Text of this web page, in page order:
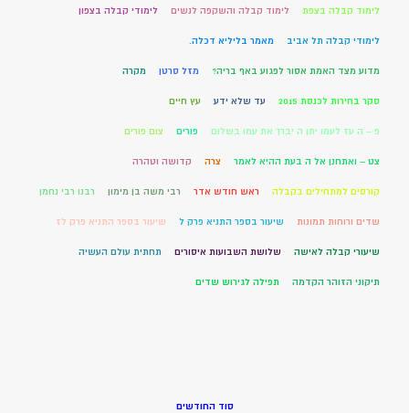
לימוד קבלה בצפת לימוד קבלה והשקפה לנשים לימודי קבלה בצפון
לימודי קבלה תל אביב מאמר בליליא דכלה.
מדוע מצד האמת אסור לפגוע באף בריה? מזל סרטן מקרה
סקר בחירות לכנסת 2015 עד שלא ידע עץ חיים
פ – ה עז לעמו יתן ה יברך את עמו בשלום פורים צום פורים
צט – ואתחנן אל ה בעת ההיא לאמר צרה קדושה וטהרה
קורסים למתחילים בקבלה ראש חודש אדר רבי משה בן מימון רבנו רבי נחמן
שדים ורוחות תמונות שיעור בספר התניא פרק ל שיעור בספר התניא פרק לז
שיעורי קבלה לאישה שלושת השבועות איסורים תחתית עולם העשיה
תיקוני הזוהר הקדמה תפילה לגירוש שדים
סוד החודשים